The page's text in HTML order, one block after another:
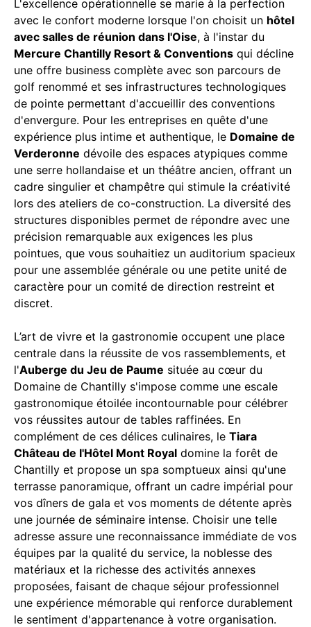
L'excellence opérationnelle se marie à la perfection
avec le confort moderne lorsque l'on choisit un hôtel
avec salles de réunion dans l'Oise, à l'instar du
Mercure Chantilly Resort & Conventions qui décline
une offre business complète avec son parcours de
golf renommé et ses infrastructures technologiques
de pointe permettant d'accueillir des conventions
d'envergure. Pour les entreprises en quête d'une
expérience plus intime et authentique, le Domaine de
Verderonne dévoile des espaces atypiques comme
une serre hollandaise et un théâtre ancien, offrant un
cadre singulier et champêtre qui stimule la créativité
lors des ateliers de co-construction. La diversité des
structures disponibles permet de répondre avec une
précision remarquable aux exigences les plus
pointues, que vous souhaitiez un auditorium spacieux
pour une assemblée générale ou une petite unité de
caractère pour un comité de direction restreint et
discret.
L’art de vivre et la gastronomie occupent une place
centrale dans la réussite de vos rassemblements, et
l'Auberge du Jeu de Paume située au cœur du
Domaine de Chantilly s'impose comme une escale
gastronomique étoilée incontournable pour célébrer
vos réussites autour de tables raffinées. En
complément de ces délices culinaires, le Tiara
Château de l'Hôtel Mont Royal domine la forêt de
Chantilly et propose un spa somptueux ainsi qu'une
terrasse panoramique, offrant un cadre impérial pour
vos dîners de gala et vos moments de détente après
une journée de séminaire intense. Choisir une telle
adresse assure une reconnaissance immédiate de vos
équipes par la qualité du service, la noblesse des
matériaux et la richesse des activités annexes
proposées, faisant de chaque séjour professionnel
une expérience mémorable qui renforce durablement
le sentiment d'appartenance à votre organisation.